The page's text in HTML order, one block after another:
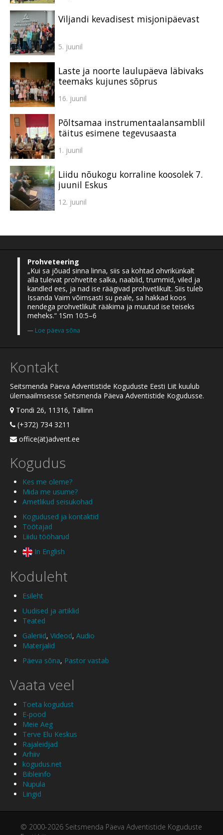
Viljandi kevadisest misjonipäevast
5. juunil
Laste ja noorte laulupäeva läbivaks
teemaks kujunes sõprus
16. juunil
Põltsamaa instrumentaalansamblil
täitus esimene tegevusaasta
1. juunil
Liidu nõukogu korraline koosolek 7.
juunil Eskus
12. juunil
Prohveteering
„Kui sa jõuad sinna linna, siis sa kohtad ohvrikünkalt
alla tulevat prohvetite salka, naablid, trummid, viled ja
kandled ees, ja nad ise räägivad prohvetlikult. Siis tuleb
Issanda Vaim võimsasti su peale, sa hakkad koos
nendega prohvetlikult rääkima ja muutud ise teiseks
meheks.“ 1Sm 10:5–6
Loe päeva sõna
Kontakt
Seitsmenda Päeva Adventistide Koguduste Eesti Liit kuulub
ülemaailmsesse Seitsmenda Päeva Adventistide Kogudusse.
Tondi 26, 11316, Tallinn
(+372) 734 3211
office(ät)advent.ee
Kogudus
Kes me oleme?
Mida me usume?
Ametlikud seisukohad
Kogudused ja kontaktid
Töötajad
Liidu tööharud
In English
Koduleht
Esileht
Uudised ja artiklid
Teated
Galeriid, Videod, Audio
Materjalid
Päeva sõna, Pastor vastab
Vaata veel
Toeta kogudust
E-pood
Meie Aeg
Terve Elu Keskus
Rajaleidjad
Arhiiv
kogudus.net
Bibleinfo
Nupula
Lingid
© 2000-2026 Seitsmenda Päeva Adventistide Koguduste